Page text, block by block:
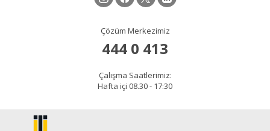
Çözüm Merkezimiz
444 0 413
Çalışma Saatlerimiz:
Hafta içi 08.30 - 17:30